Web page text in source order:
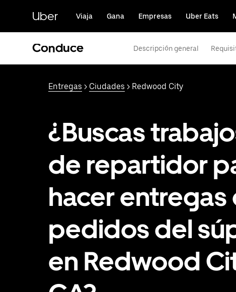
contenido
principal
Uber Viaja Gana Empresas Uber Eats
Conduce Descripción general
Entregas > Ciudades > Redwood City
¿Buscas
de repartidor
hacer entregas
pedidos del
en Redwood